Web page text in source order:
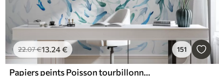
22.07€13.24€ 151
Papiers peints Poisson tourbillonnant dans un bain à remous, danse du poisson, aquarelle, requin, composition abstraite, minimalisme, bleu, couleur verte